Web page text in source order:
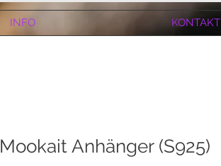
INFO KONTAKT
Mookait Anhänger (S925)